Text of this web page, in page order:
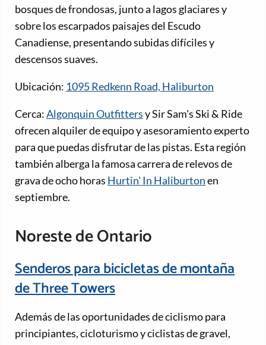
bosques de frondosas, junto a lagos glaciares y
sobre los escarpados paisajes del Escudo
Canadiense, presentando subidas difíciles y
descensos suaves.
Ubicación: 1095 Redkenn Road, Haliburton
Cerca:Algonquin Outfittersy Sir Sam's Ski & Ride
ofrecen alquiler de equipo y asesoramiento experto
para que puedas disfrutar de las pistas. Esta región
también alberga la famosa carrera de relevos de
grava de ocho horas Hurtin' In Haliburtonen
septiembre.
Noreste de Ontario
Senderos para bicicletas de montaña
de Three Towers
Además de las oportunidades de ciclismo para
principiantes, cicloturismo y ciclistas de gravel,